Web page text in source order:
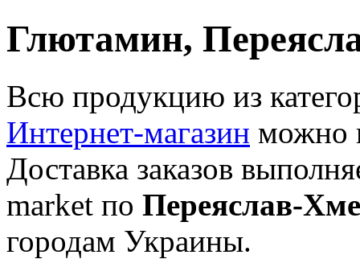
Глютамин,
Всю продукцию из
Интернет-магазин можно
Доставка заказов
market по Переяслав-
городам Украины.